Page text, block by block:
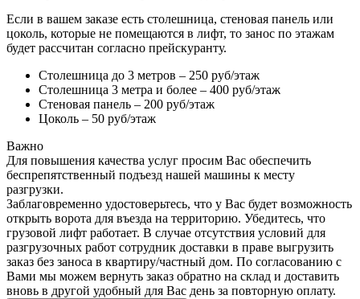
Если в вашем заказе есть столешница, стеновая панель или
цоколь, которые не помещаются в лифт, то занос по этажам
будет рассчитан согласно прейскуранту.
Столешница до 3 метров – 250 руб/этаж
Столешница 3 метра и более – 400 руб/этаж
Стеновая панель – 200 руб/этаж
Цоколь – 50 руб/этаж
Важно
Для повышения качества услуг просим Вас обеспечить
беспрепятственный подъезд нашей машины к месту
разгрузки.
Заблаговременно удостоверьтесь, что у Вас будет возможность
открыть ворота для въезда на территорию. Убедитесь, что
грузовой лифт работает. В случае отсутствия условий для
разгрузочных работ сотрудник доставки в праве выгрузить
заказ без заноса в квартиру/частный дом. По согласованию с
Вами мы можем вернуть заказ обратно на склад и доставить
вновь в другой удобный для Вас день за повторную оплату.